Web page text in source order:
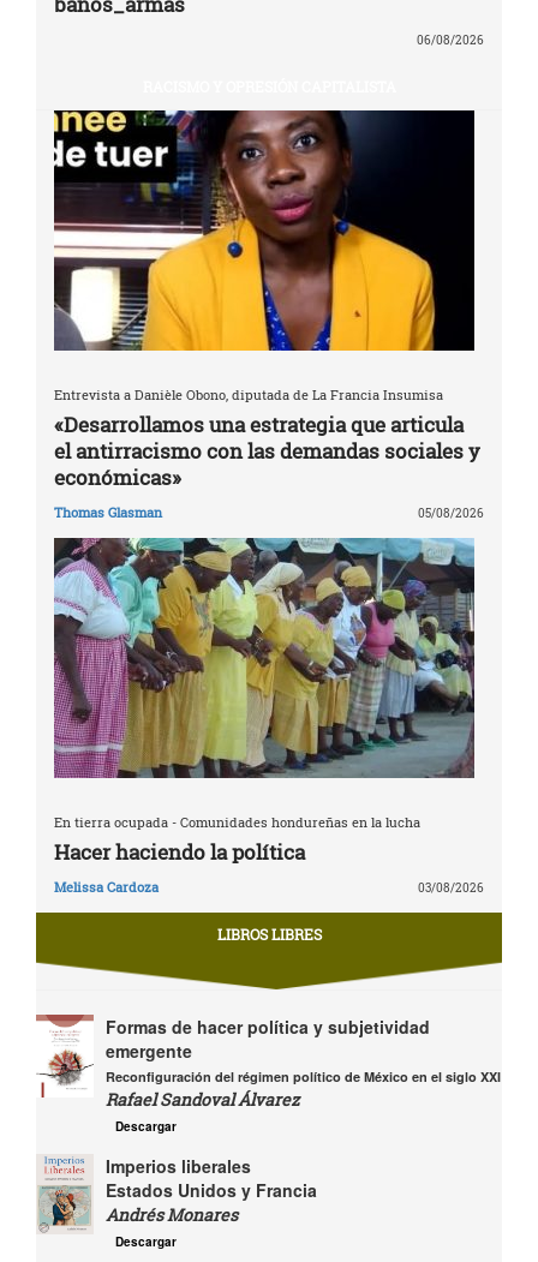
06/08/2026
Entrevista a Danièle Obono, diputada de La Francia Insumisa
«Desarrollamos una estrategia que articula
el antirracismo con las demandas sociales y
económicas»
Thomas Glasman 05/08/2026
En tierra ocupada - Comunidades hondureñas en la lucha
Hacer haciendo la política
Melissa Cardoza 03/08/2026
LIBROS LIBRES
Formas de hacer política y subjetividad
emergente
Reconfiguración del régimen político de México en el siglo XXI
Rafael Sandoval Álvarez
Descargar
Imperios liberales
Estados Unidos y Francia
Andrés Monares
Descargar